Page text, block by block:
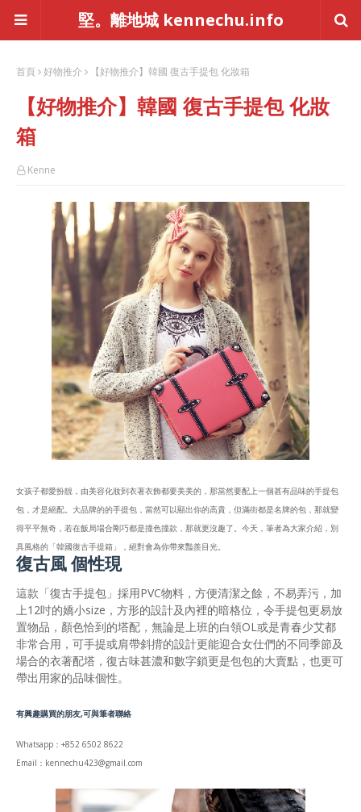
堅。離地城 kennechu.info
首頁 好物推介 【好物推介】韓國 復古手提包 化妝箱
【好物推介】韓國 復古手提包 化妝
箱
Kenne
女孩子都愛扮靚，由美容化妝到衣著衣飾都要美美的，那當然要配上一個甚有品味的手提包
包，才是絕配。大品牌的的手提包，當然可以顯出你的高貴，但滿街都是名牌的包，那就變
得平平無奇，若在飯局場合剛巧都是撞色撞款，那就更沒趣了。今天，筆者為大家介紹，別
具風格的「韓國復古手提箱」，絕對會為你帶來豔羨目光。
復古風 個性現
這款「復古手提包」採用PVC物料，方便清潔之餘，不易弄污，加
上12吋的嬌小size，方形的設計及內裡的暗格位，令手提包更易放
置物品，顏色恰到的塔配，無論是上班的白領OL或是青春少艾都
非常合用，可手提或肩帶斜揹的設計更能迎合女仕們的不同季節及
場合的衣著配塔，復古味甚濃和數字鎖更是包包的大賣點，也更可
帶出用家的品味個性。
有興趣購買的朋友,可與筆者聯絡
Whatsapp：+852 6502 8622
Email：kennechu423@gmail.com